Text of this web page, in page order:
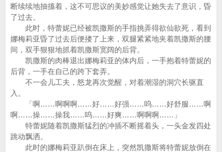
断续续地抽搐着，这不可思议的美妙感觉让她失去了意识，昏
了过去。
此时，特蕾妮已经被凯撒斯的手指挑弄得欲仙欲死，看到
娜梅莉亚昏了过去后便搂了上来，双腿紧紧地夹着凯撒斯的腰
间，双手狠狠地抓着凯撒斯宽阔的后背。
凯撒斯的肉棒退出娜梅莉亚的体内后，一手抱着特蕾妮的
后背，一手在自己的跨下套弄。
不一会儿工夫，怒龙再次觉醒，对着潮湿的洞穴长驱直
入。
「啊……啊啊啊……好……好强……呜……好舒服……啊
啊……操……操我……呜……好爽……啊啊啊……」
特蕾妮随着凯撒斯猛烈的冲插不断摇着头，一头金发四处
跳动飘洒。
此时的娜梅莉亚趴倒在床上，突然凯撒斯将特蕾妮放倒在